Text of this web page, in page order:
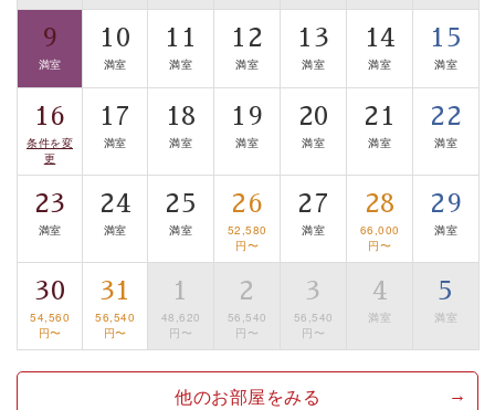
【旅】
■諏訪大社4社を巡る無料参拝バス
豊富な知識を持ったドライバー兼ガイドが諏訪大社をご
案内します。事前ご予約制ですので、ご利用ご希望の方
は【3日前まで】にお電話ください。
※交通規制などにより運行できない日がございます
※年末年始及び御柱祭前後は運行しておりません
以上がプラン内容です。
上諏訪温泉“しんゆ”なら諏訪大社など歴史ある諏訪の街
で心癒されます。 清らかな源泉、自然の恵みあるお食
事、諏訪湖に包まれるお部屋、 大人のたしなみを感じて
いただける、美しく癒される宿で贅沢に幸せのときを安
心してお過ごしください。
9
満室
10
満室
11
満室
12
満室
13
満室
14
満室
15
満室
16
条件を変
更
17
満室
18
満室
19
満室
20
満室
21
満室
22
満室
23
満室
24
満室
25
満室
26
52,580
円〜
27
満室
28
66,000
円〜
29
満室
30
54,560
円〜
31
56,540
円〜
1
48,620
円〜
2
56,540
円〜
3
56,540
円〜
4
満室
5
満室
他のお部屋をみる